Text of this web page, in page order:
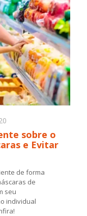
sobre o
e Evitar
de forma
de
seu
individual